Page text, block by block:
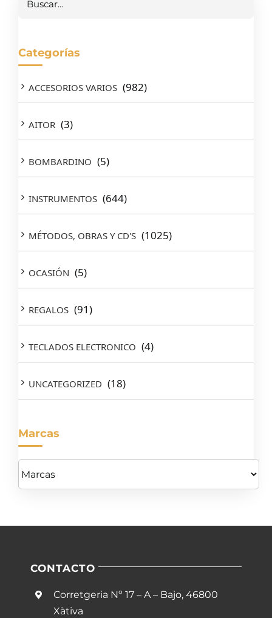
Categorías
ACCESORIOS VARIOS (982)
AITOR (3)
BOMBARDINO (5)
INSTRUMENTOS (644)
MÉTODOS, OBRAS Y CD'S (1025)
OCASIÓN (5)
REGALOS (91)
TECLADOS ELECTRONICO (4)
UNCATEGORIZED (18)
Marcas
CONTACTO
Corretgeria Nº 17 – A – Bajo, 46800
Xàtiva